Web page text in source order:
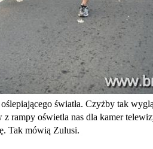
światła. Czyżby tak
rampy oświetla nas dla kamer
Tak mówią Zulusi.